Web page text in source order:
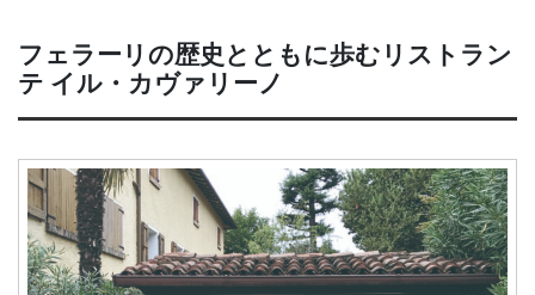
フェラーリの歴史とともに歩むリストラン
テ イル・カヴァリーノ